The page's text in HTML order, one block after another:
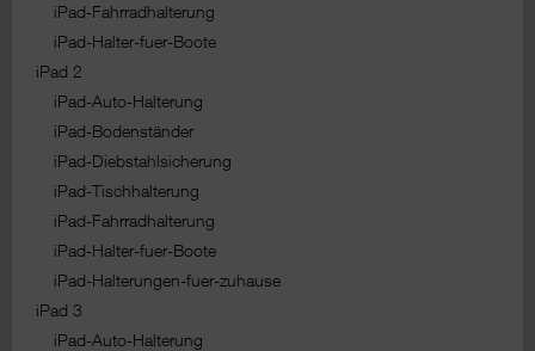
iPad-Fahrradhalterung
iPad-Halter-fuer-Boote
iPad 2
iPad-Auto-Halterung
iPad-Bodenständer
iPad-Diebstahlsicherung
iPad-Tischhalterung
iPad-Fahrradhalterung
iPad-Halter-fuer-Boote
iPad-Halterungen-fuer-zuhause
iPad 3
iPad-Auto-Halterung